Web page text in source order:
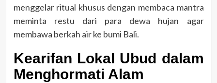
menggelar ritual khusus dengan membaca mantra
meminta restu dari para dewa hujan agar
membawa berkah air ke bumi Bali.
Kearifan Lokal Ubud dalam
Menghormati Alam